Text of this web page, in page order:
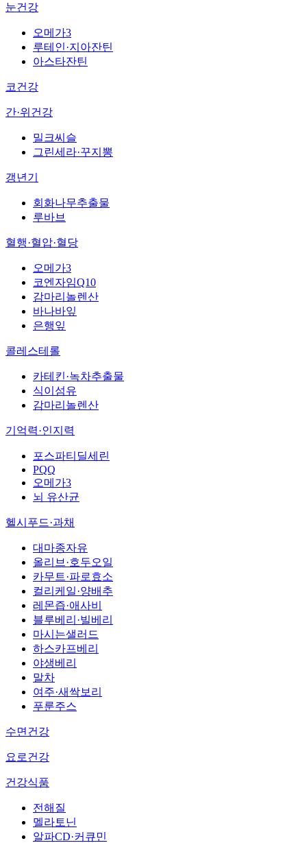
눈건강
오메가3
루테인·지아잔틴
아스타잔틴
코건강
간·위건강
밀크씨슬
그린세라·꾸지뽕
갱년기
회화나무추출물
루바브
혈행·혈압·혈당
오메가3
코엔자임Q10
감마리놀렌산
바나바잎
은행잎
콜레스테롤
카테킨·녹차추출물
식이섬유
감마리놀렌산
기억력·인지력
포스파티딜세린
PQQ
오메가3
뇌 유산균
헬시푸드·과채
대마종자유
올리브·호두오일
카무트·파로효소
컬리케일·양배추
레몬즙·애사비
블루베리·빌베리
마시는샐러드
하스카프베리
야생베리
말차
여주·새싹보리
푸룬주스
수면건강
요로건강
건강식품
전해질
멜라토닌
알파CD·커큐민